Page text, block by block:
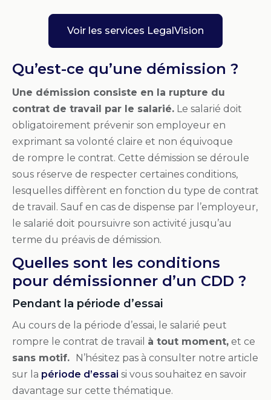
Voir les services LegalVision
Qu’est-ce qu’une démission ?
Une démission consiste en la rupture du
contrat de travail par le salarié. Le salarié doit
obligatoirement prévenir son employeur en
exprimant sa volonté claire et non équivoque
de rompre le contrat. Cette démission se déroule
sous réserve de respecter certaines conditions,
lesquelles diffèrent en fonction du type de contrat
de travail. Sauf en cas de dispense par l’employeur,
le salarié doit poursuivre son activité jusqu’au
terme du préavis de démission.
Quelles sont les conditions
pour démissionner d’un CDD ?
Pendant la période d’essai
Au cours de la période d’essai, le salarié peut
rompre le contrat de travail à tout moment, et ce
sans motif. N’hésitez pas à consulter notre article
sur la période d’essai si vous souhaitez en savoir
davantage sur cette thématique.